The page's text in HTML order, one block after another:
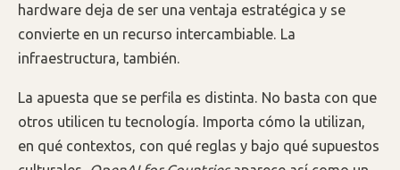
hardware deja de ser una ventaja estratégica y se
convierte en un recurso intercambiable. La
infraestructura, también.
La apuesta que se perfila es distinta. No basta con que
otros utilicen tu tecnología. Importa cómo la utilizan,
en qué contextos, con qué reglas y bajo qué supuestos